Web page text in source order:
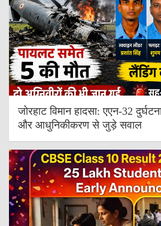
जोरहाट विमान हादसा: एएन-32
और आधुनिकीकरण से जुड़े सवाल